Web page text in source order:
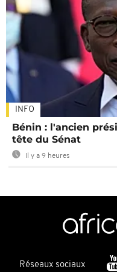
INFO
Bénin : l'ancien
tête du Sénat
Il y a 9 heures
Réseaux sociaux